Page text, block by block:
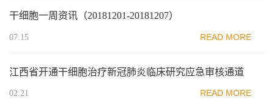
干细胞一周资讯（20181201-20181207）
07.15 READ MORE
江西省开通干细胞治疗新冠肺炎临床研究应急审核通道
02.21 READ MORE